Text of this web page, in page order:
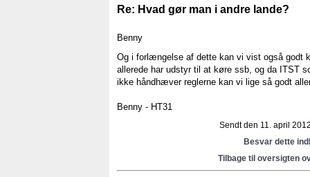
Re: Hvad gør man i andre lande?
Benny
Og i forlængelse af dette kan vi vist også godt
allerede har udstyr til at køre ssb, og da ITST
ikke håndhæver reglerne kan vi lige så godt
Benny - HT31
Sendt den 11. april
Besvar dette
Tilbage til oversigten